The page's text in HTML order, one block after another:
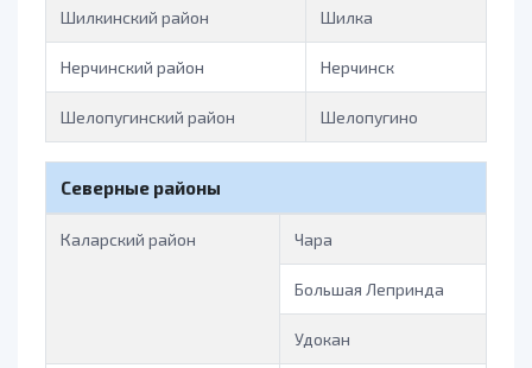
Шилкинский район Шилка
Нерчинский район Нерчинск
Шелопугинский район Шелопугино
Северные районы
Каларский район Чара
Большая Лепринда
Удокан